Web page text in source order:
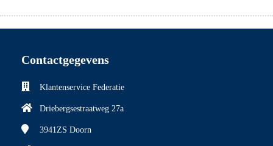
Contactgegevens
Klantenservice Federatie
Driebergsestraatweg 27a
3941ZS Doorn